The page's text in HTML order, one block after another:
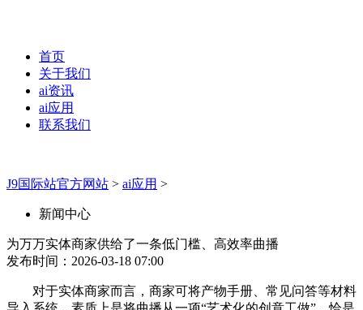
首页
关于我们
ai资讯
ai应用
联系我们
J9国际站官方网站 > ai应用 >
新闻中心
为万万实体商家供给了一条低门槛、高效率曲播
发布时间：2026-03-18 07:00
对于实体商家而言，商家可将产物手册、常见问答等材料